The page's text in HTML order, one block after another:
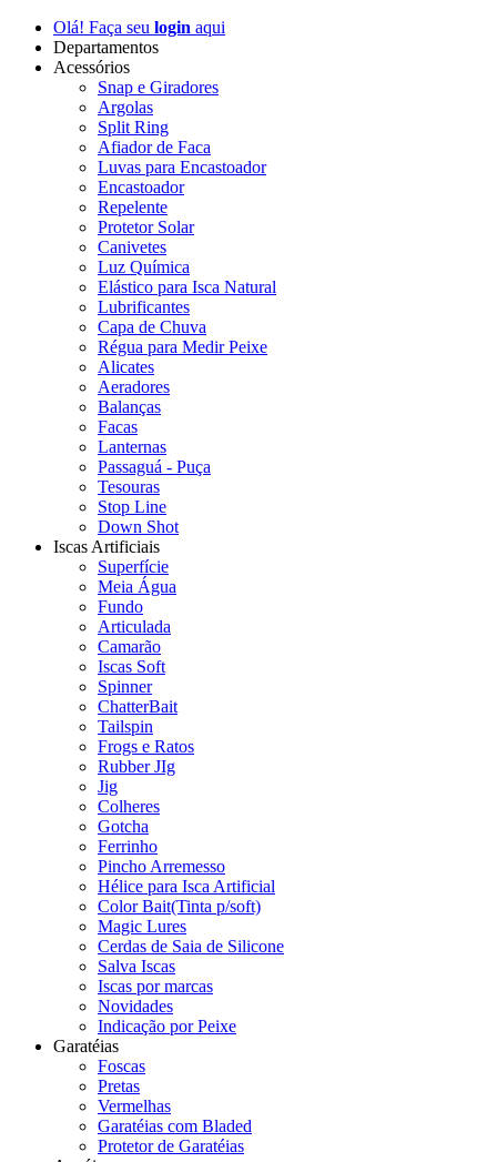
Olá! Faça seu login aqui
Departamentos
Acessórios
Snap e Giradores
Argolas
Split Ring
Afiador de Faca
Luvas para Encastoador
Encastoador
Repelente
Protetor Solar
Canivetes
Luz Química
Elástico para Isca Natural
Lubrificantes
Capa de Chuva
Régua para Medir Peixe
Alicates
Aeradores
Balanças
Facas
Lanternas
Passaguá - Puça
Tesouras
Stop Line
Down Shot
Iscas Artificiais
Superfície
Meia Água
Fundo
Articulada
Camarão
Iscas Soft
Spinner
ChatterBait
Tailspin
Frogs e Ratos
Rubber JIg
Jig
Colheres
Gotcha
Ferrinho
Pincho Arremesso
Hélice para Isca Artificial
Color Bait(Tinta p/soft)
Magic Lures
Cerdas de Saia de Silicone
Salva Iscas
Iscas por marcas
Novidades
Indicação por Peixe
Garatéias
Foscas
Pretas
Vermelhas
Garatéias com Bladed
Protetor de Garatéias